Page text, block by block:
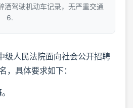
酒驾驶机动车记录，无严重交通
6.
级人民法院面向社会公开招聘
，具体要求如下：